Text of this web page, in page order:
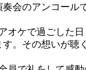
会のアンコール
ケで過ごした
。その想いが聴